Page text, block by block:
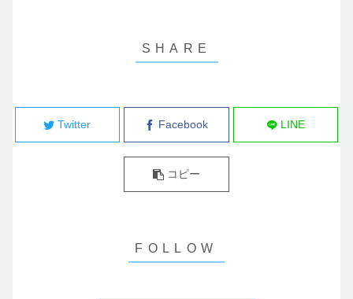
Twitter Facebook LINE
コピー